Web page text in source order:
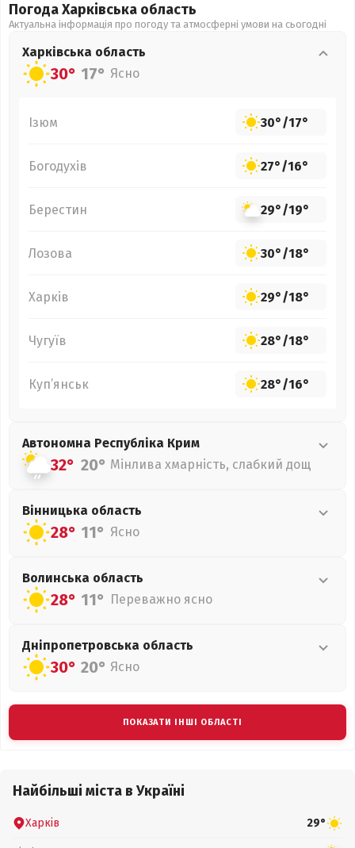
Погода Харківська область
Актуальна інформація про погоду та атмосферні умови на сьогодні
Харківська область
30° 17° Ясно
Ізюм 30°/17°
Богодухів 27°/16°
Берестин 29°/19°
Лозова 30°/18°
Харків 29°/18°
Чугуїв 28°/18°
Куп’янськ 28°/16°
Автономна Республіка Крим
32° 20° Мінлива хмарність, слабкий дощ
Вінницька область
28° 11° Ясно
Волинська область
28° 11° Переважно ясно
Дніпропетровська область
30° 20° Ясно
ПОКАЗАТИ ІНШІ ОБЛАСТІ
Найбільші міста в Україні
Харків 29°